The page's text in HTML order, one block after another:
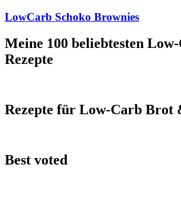
LowCarb Schoko Brownies
Meine 100 beliebtesten
Rezepte
Rezepte für Low-Carb Brot
Best voted